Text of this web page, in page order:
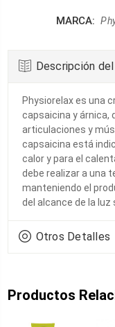
MARCA:
Descripción
Physiorelax es una
capsaicina y árnica,
articulaciones y
capsaicina está
calor y para el
debe realizar a una
manteniendo el
del alcance de la luz
Otros Detalles
Productos